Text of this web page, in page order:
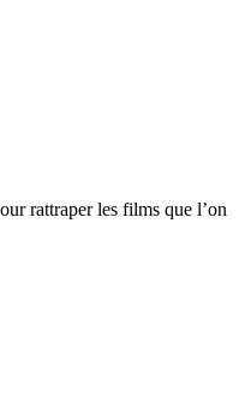
rattraper les films que l’on